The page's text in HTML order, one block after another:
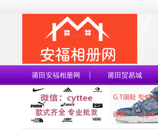
莆田安福相册网 莆田贸易城